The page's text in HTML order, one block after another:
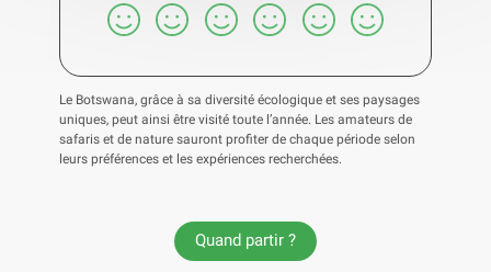
Le Botswana, grâce à sa diversité écologique et ses paysages
uniques, peut ainsi être visité toute l’année. Les amateurs de
safaris et de nature sauront profiter de chaque période selon
leurs préférences et les expériences recherchées.
Quand partir ?